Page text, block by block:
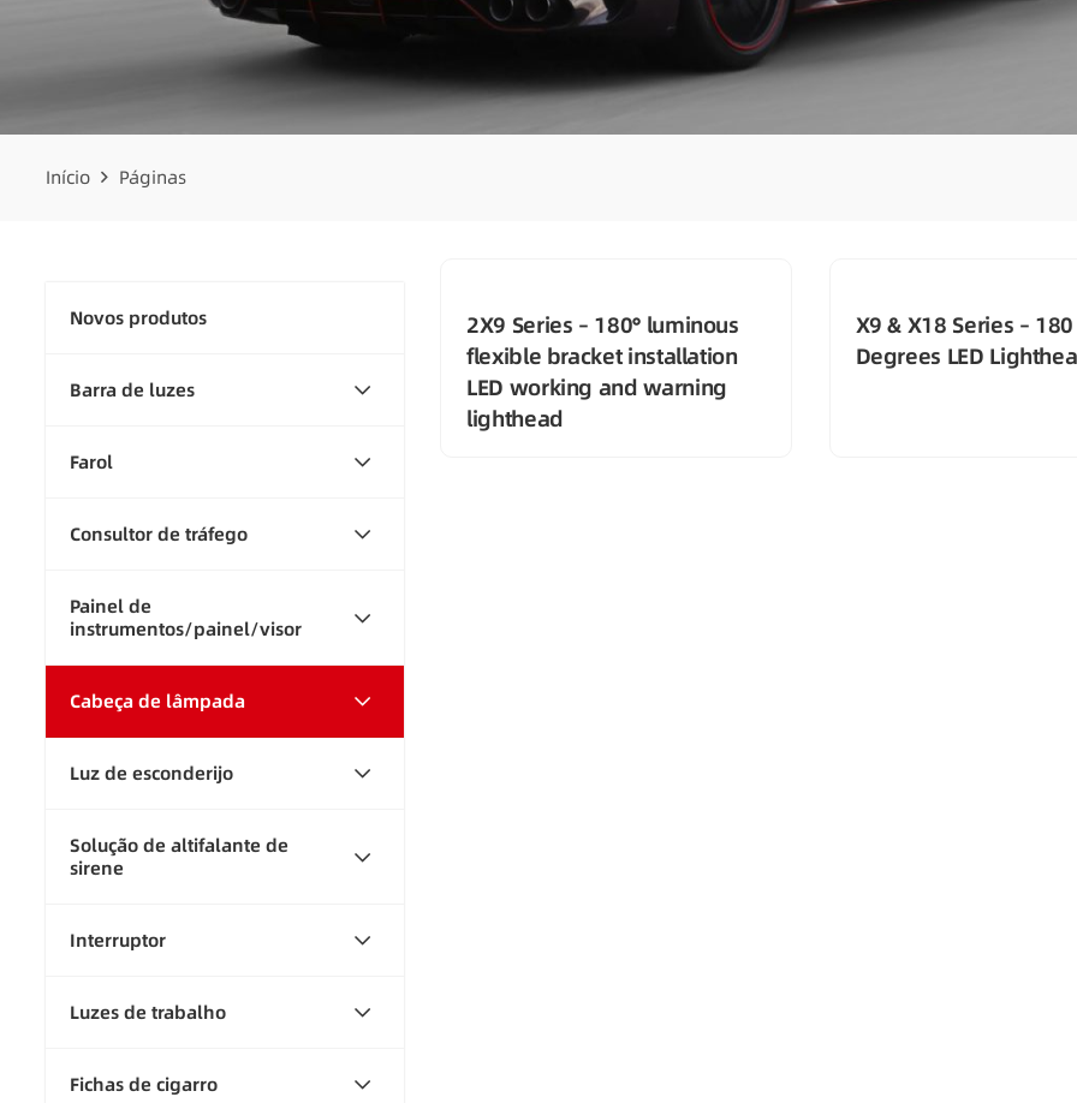
Início Páginas
Novos produtos
Barra de luzes
Farol
Consultor de tráfego
Painel de
instrumentos/painel/visor
Cabeça de lâmpada
Luz de esconderijo
Solução de altifalante de
sirene
Interruptor
Luzes de trabalho
Fichas de cigarro
2X9 Series – 180° luminous
flexible bracket installation
LED working and warning
lighthead
X9 & X18 Series – 180
Degrees LED